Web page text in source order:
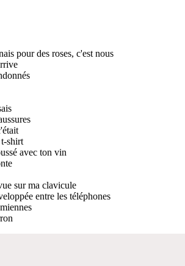
pour des roses, c'est nous
shirt
avec ton vin
sur ma clavicule
entre les téléphones